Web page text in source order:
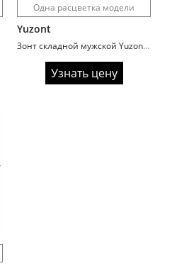
Одна расцветка модели
Yuzont
Зонт складной мужской Yuzont 516A черный
Узнать цену